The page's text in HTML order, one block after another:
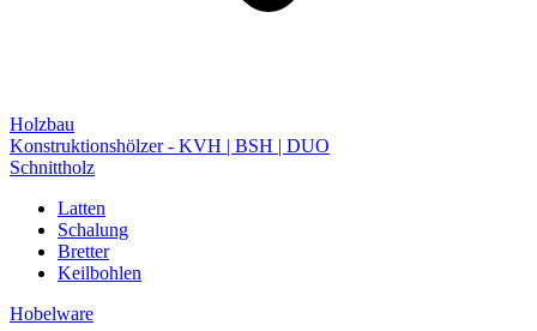
Holzbau
Konstruktionshölzer - KVH | BSH | DUO
Schnittholz
Latten
Schalung
Bretter
Keilbohlen
Hobelware